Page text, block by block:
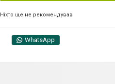
Ніхто ще не рекомендував
WhatsApp